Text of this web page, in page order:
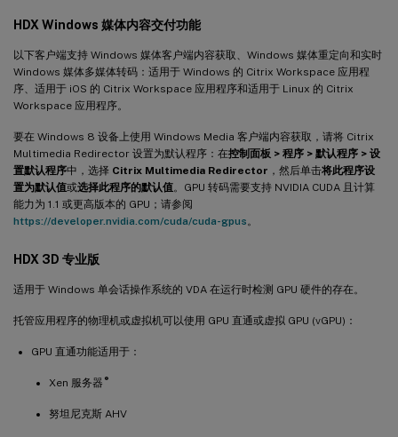
HDX Windows 媒体内容交付功能
以下客户端支持 Windows 媒体客户端内容获取、Windows 媒体重定向和实时
Windows 媒体多媒体转码：适用于 Windows 的 Citrix Workspace 应用程
序、适用于 iOS 的 Citrix Workspace 应用程序和适用于 Linux 的 Citrix
Workspace 应用程序。
要在 Windows 8 设备上使用 Windows Media 客户端内容获取，请将 Citrix
Multimedia Redirector 设置为默认程序：在控制面板 > 程序 > 默认程序 > 设
置默认程序中，选择 Citrix Multimedia Redirector ，然后单击将此程序设
置为默认值或选择此程序的默认值。GPU 转码需要支持 NVIDIA CUDA 且计算
能力为 1.1 或更高版本的 GPU；请参阅
https://developer.nvidia.com/cuda/cuda-gpus 。
HDX 3D 专业版
适用于 Windows 单会话操作系统的 VDA 在运行时检测 GPU 硬件的存在。
托管应用程序的物理机或虚拟机可以使用 GPU 直通或虚拟 GPU (vGPU)：
GPU 直通功能适用于：
Xen 服务器 ®
努坦尼克斯 AHV